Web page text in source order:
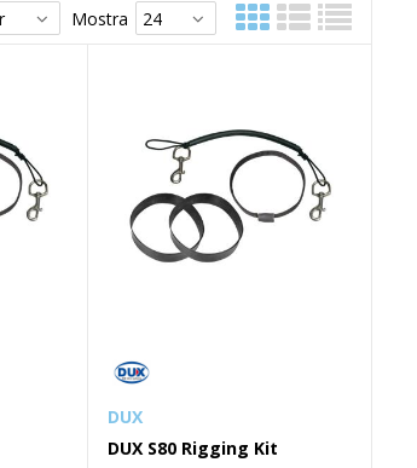
Mostra
DUX
DUX S80 Rigging Kit